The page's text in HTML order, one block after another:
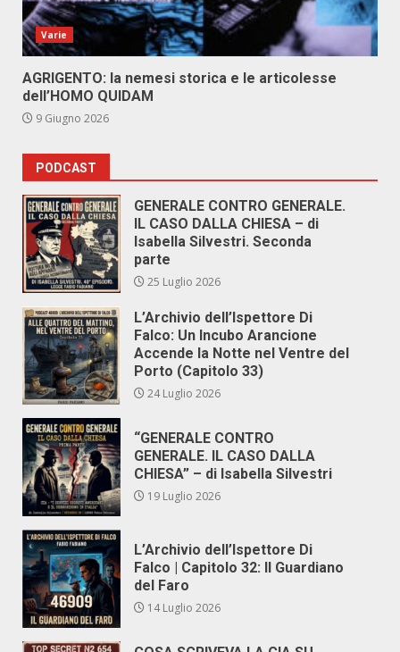
Varie
AGRIGENTO: la nemesi storica e le articolesse
dell’HOMO QUIDAM
9 Giugno 2026
PODCAST
GENERALE CONTRO GENERALE.
IL CASO DALLA CHIESA – di
Isabella Silvestri. Seconda
parte
25 Luglio 2026
L’Archivio dell’Ispettore Di
Falco: Un Incubo Arancione
Accende la Notte nel Ventre del
Porto (Capitolo 33)
24 Luglio 2026
“GENERALE CONTRO
GENERALE. IL CASO DALLA
CHIESA” – di Isabella Silvestri
19 Luglio 2026
L’Archivio dell’Ispettore Di
Falco | Capitolo 32: Il Guardiano
del Faro
14 Luglio 2026